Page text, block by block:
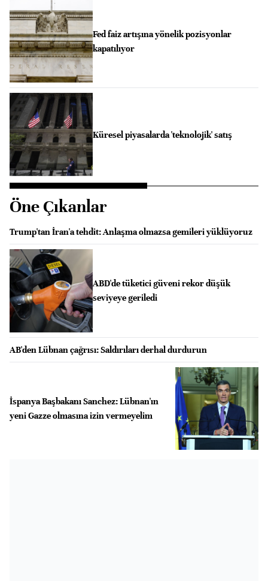
Fed faiz artışına yönelik pozisyonlar
kapatılıyor
Küresel piyasalarda 'teknolojik' satış
Öne Çıkanlar
Trump'tan İran'a tehdit: Anlaşma olmazsa gemileri yüklüyoruz
ABD'de tüketici güveni rekor düşük
seviyeye geriledi
AB'den Lübnan çağrısı: Saldırıları derhal durdurun
İspanya Başbakanı Sanchez: Lübnan'ın
yeni Gazze olmasına izin vermeyelim